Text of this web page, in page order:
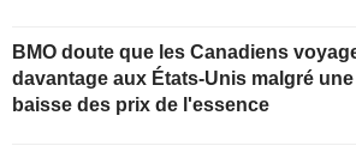
BMO doute que les Canadiens
davantage aux États-Unis malgré une
baisse des prix de l'essence